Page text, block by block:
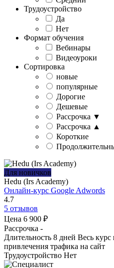
Трудоустройство
Да
Нет
Формат обучения
Вебинары
Видеоуроки
Сортировка
новые
популярные
Дорогие
Дешевые
Рассрочка ▼
Рассрочка ▲
Короткие
Для новичков
Hedu (Irs Academy)
Онлайн-курс Google Adwords
4.7
5 отзывов
Цена 6 900 ₽
Рассрочка -
Длительность 8 дней Весь курс
привлечения трафика на сайт
Трудоустройство Нет